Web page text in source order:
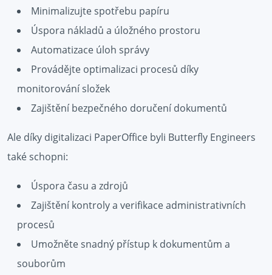
Minimalizujte spotřebu papíru
Úspora nákladů a úložného prostoru
Automatizace úloh správy
Provádějte optimalizaci procesů díky
monitorování složek
Zajištění bezpečného doručení dokumentů
Ale díky digitalizaci PaperOffice byli Butterfly Engineers
také schopni:
Úspora času a zdrojů
Zajištění kontroly a verifikace administrativních
procesů
Umožněte snadný přístup k dokumentům a
souborům